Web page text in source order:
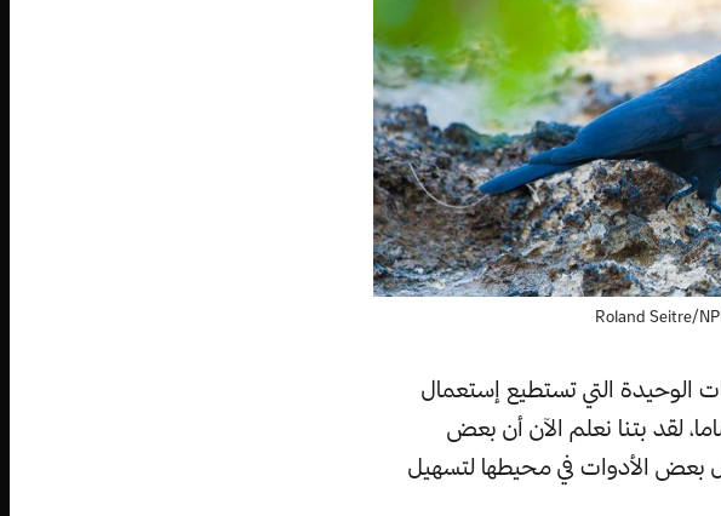
الوحيدة التي تستطيع إستعمال
لقد بتنا نعلم الآن أن بعض
بعض الأدوات في محيطها لتسهيل